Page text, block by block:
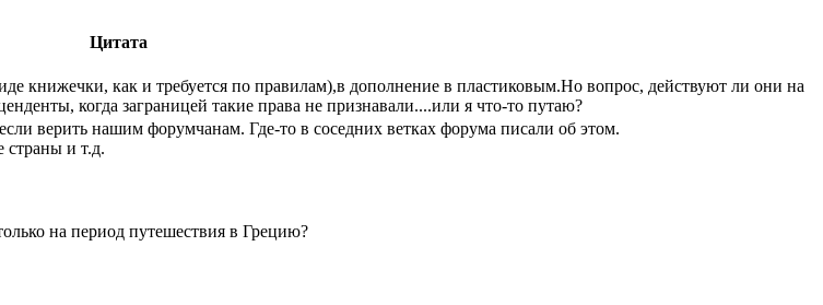
Цитата
книжечки, как и требуется по правилам),в дополнение в пластиковым.Но вопрос, действуют ли они на
когда заграницей такие права не признавали....или я что-то путаю?
верить нашим форумчанам. Где-то в соседних ветках форума писали об этом.
и т.д.
на период путешествия в Грецию?